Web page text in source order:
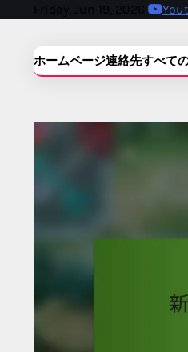
Friday, Jun 19, 2026
ホームページ連絡先すべて